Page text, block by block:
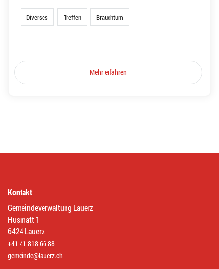
Diverses Treffen Brauchtum
Mehr erfahren
Kontakt
Gemeindeverwaltung Lauerz
Husmatt 1
6424 Lauerz
+41 41 818 66 88
gemeinde@lauerz.ch